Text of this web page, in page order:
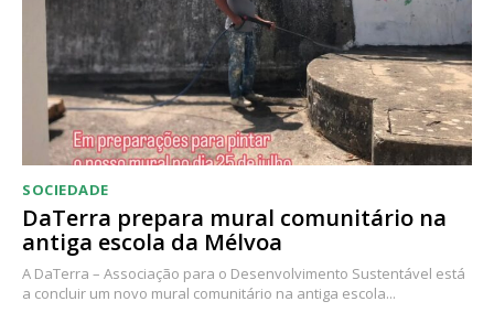
Escolha o plano
SOCIEDADE
DaTerra prepara mural comunitário na
antiga escola da Mélvoa
A DaTerra – Associação para o Desenvolvimento Sustentável está
a concluir um novo mural comunitário na antiga escola...